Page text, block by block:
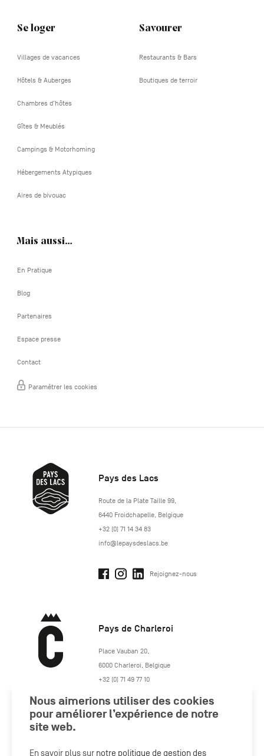
Se loger
Villages de vacances
Hôtels & Auberges
Chambres d'hôtes
Gîtes & Meublés
Campings & Motorhoming
Hébergements Atypiques
Aires de bivouac
Savourer
Restaurants & Bars
Boutiques de terroir
Mais aussi…
En Pratique
Blog
Partenaires
Espace presse
Contact
Paramétrer les cookies
Pays des Lacs
http://www.lepaysdeslacs.be/
Route de la Plate Taille 99,
6440 Froidchapelle, Belgique
+32 (0) 71 14 34 83
info@lepaysdeslacs.be
Rejoignez-nous
Pays de Charleroi
https://www.paysdecharleroi.be/
Place Vauban 20,
6000 Charleroi Belgique
+32 (0) 71 49 77 10
Nous aimerions utiliser des cookies
pour améliorer l’expérience de notre
site web.
En savoir plus sur notre politique de gestion des